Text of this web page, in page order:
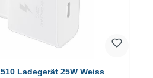
EP-T2510 Ladegerät 25W Weiss